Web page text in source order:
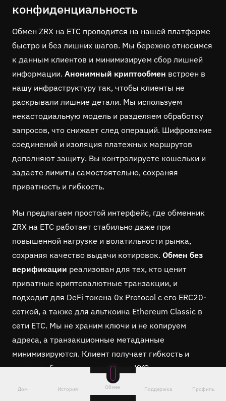
конфиденциальность
Обмен ZRX на ETC проводится на нашей платформе
быстро и без лишних шагов. Мы бережно относимся
к данным клиентов и минимизируем сбор лишней
информации. Анонимный криптообмен встроен в
нашу инфраструктуру так, чтобы клиенты не
раскрывали лишние детали. Мы используем
некастодиальную модель и разделяем обработку
запросов, что снижает след операций. Шифрование
соединений и изоляция платежных маршрутов
дополняют защиту. Вы контролируете кошельки и
задаете лимиты самостоятельно, сохраняя
приватность и гибкость.
Мы предлагаем простой интерфейс, где обменник
ZRX на ETC работает стабильно даже при
повышенной нагрузке и волатильности рынка,
сохраняя качество выдачи котировок. Обмен без
верификации реализован для тех, кто ценит
приватные криптовалютные транзакции, и
подходит для DeFi токена 0x Protocol с его ERC20-
сеткой, а также для альткоина Ethereum Classic в
сети ETC. Мы не храним ключи и не копируем
адреса, а транзакционные метаданные
минимизируются. Клиент получает гибкость и
контроль без лишних процедур KYC.
Дом История Обмен Поддержка Профиль